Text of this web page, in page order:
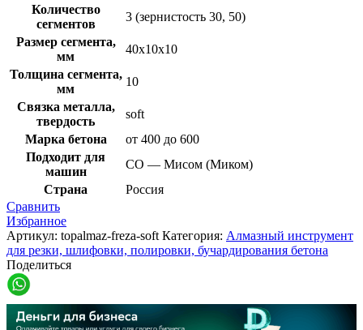
Количество
сегментов
3 (зернистость 30, 50)
Размер сегмента,
мм
40х10х10
Толщина сегмента,
мм
10
Связка металла,
твердость
soft
Марка бетона
от 400 до 600
Подходит для
машин
СО — Мисом (Миком)
Страна
Россия
Сравнить
Избранное
Артикул: topalmaz-freza-soft Категория: Алмазный инструмент
для резки, шлифовки, полировки, бучардирования бетона
Поделиться